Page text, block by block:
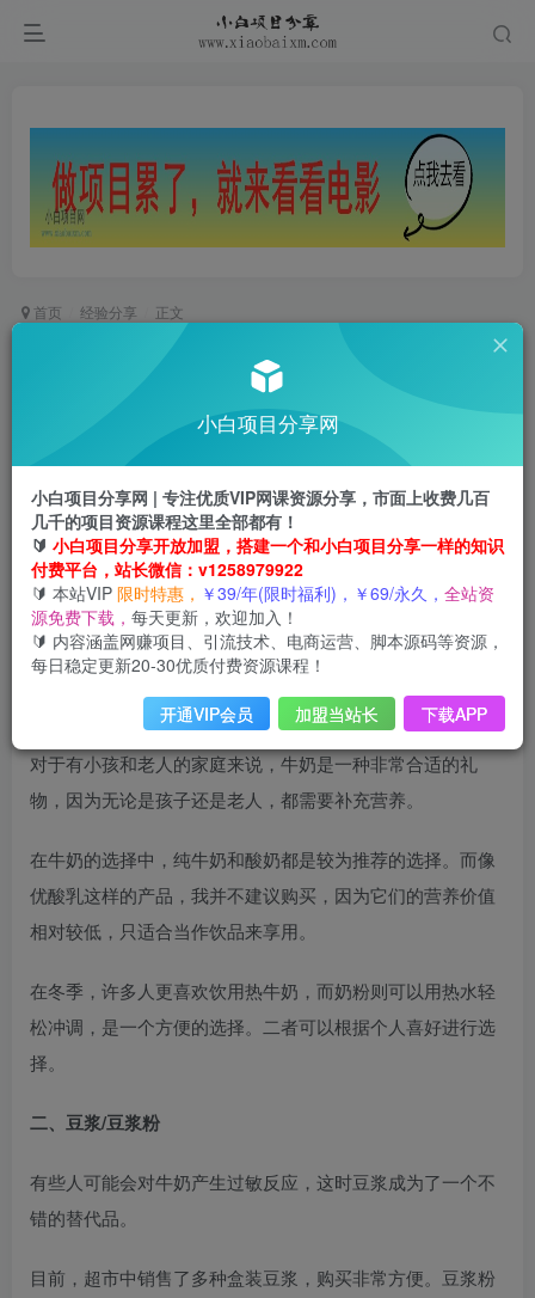
首页 经验分享 正文
春节送客户礼品实用，春节送客户礼品实用文案？
0 92 38
春节送客户礼品实用，春节送客户礼品实用文案？
春节临近，走亲访友的礼品需要提前准备。这里总结了八种
非常适合赠送给亲友的春节礼物，甚至连极简主义者也会觉
得这些礼物十分实用，绝对不会造成浪费。
对于有小孩和老人的家庭来说，牛奶是一种非常合适的礼
物，因为无论是孩子还是老人，都需要补充营养。
在牛奶的选择中，纯牛奶和酸奶都是较为推荐的选择。而像
优酸乳这样的产品，我并不建议购买，因为它们的营养价值
相对较低，只适合当作饮品来享用。
在冬季，许多人更喜欢饮用热牛奶，而奶粉则可以用热水轻
松冲调，是一个方便的选择。二者可以根据个人喜好进行选
择。
二、豆浆/豆浆粉
有些人可能会对牛奶产生过敏反应，这时豆浆成为了一个不
错的替代品。
目前，超市中销售了多种盒装豆浆，购买非常方便。豆浆粉
小白项目分享网
小白项目分享网 | 专注优质VIP网课资源分享，市面上收费几百
几千的项目资源课程这里全部都有！
🔰 小白项目分享开放加盟，搭建一个和小白项目分享一样的知识
付费平台，站长微信：v1258979922
🔰 本站VIP 限时特惠， ￥39/年(限时福利)，￥69/永久， 全站资
源免费下载， 每天更新，欢迎加入！
🔰 内容涵盖网赚项目、引流技术、电商运营、脚本源码等资源，
每日稳定更新20-30优质付费资源课程！
开通VIP会员 加盟当站长 下载APP